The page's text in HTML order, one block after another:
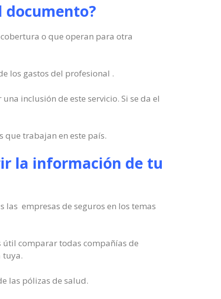
documento?
o que operan para otra
los gastos del profesional .
inclusión de este servicio. Si se da el
que trabajan en este país.
la información de tu
las empresas de seguros en los temas
útil comparar todas compañías de
tuya.
las pólizas de salud.